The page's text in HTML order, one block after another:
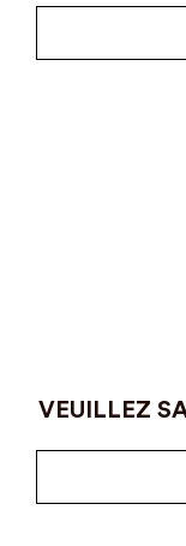
VEUILLEZ